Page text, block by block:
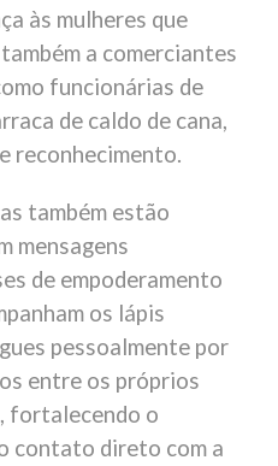
às mulheres que
a comerciantes
funcionárias de
de caldo de cana,
reconhecimento.
também estão
mensagens
de empoderamento
os lápis
pessoalmente por
entre os próprios
fortalecendo o
contato direto com a